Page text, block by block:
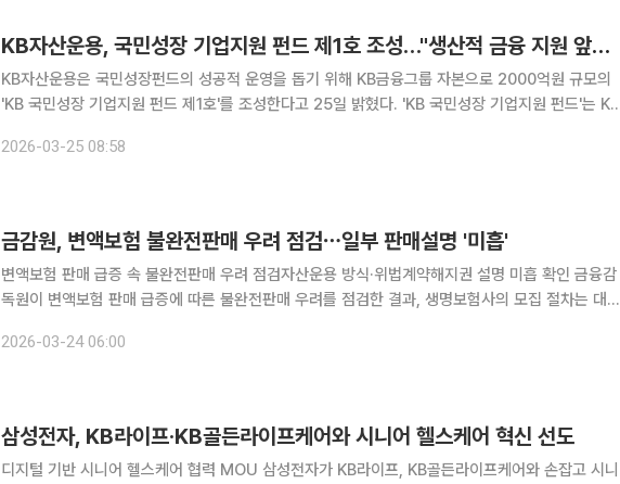
KB자산운용, 국민성장 기업지원 펀드 제1호 조성…"생산적 금융 지원 앞장선다"
KB자산운용은 국민성장펀드의 성공적 운영을 돕기 위해 KB금융그룹 자본으로 2000억원 규모의
'KB 국민성장 기업지원 펀드 제1호'를 조성한다고 25일 밝혔다. 'KB 국민성장 기업지원 펀드'는 KB
는 펀드다. 국민성장펀드에 대한 민간 자금 매칭을 통해
2026-03-25 08:58
금감원, 변액보험 불완전판매 우려 점검⋯일부 판매설명 '미흡'
변액보험 판매 급증 속 불완전판매 우려 점검자산운용 방식·위법계약해지권 설명 미흡 확인 금융감
독원이 변액보험 판매 급증에 따른 불완전판매 우려를 점검한 결과, 생명보험사의 모집 절차는 대체
감원은 24일 생명보험사를 대상으로 실시한 변액보험 판매 미스터리쇼핑 결과
2026-03-24 06:00
삼성전자, KB라이프·KB골든라이프케어와 시니어 헬스케어 혁신 선도
디지털 기반 시니어 헬스케어 협력 MOU 삼성전자가 KB라이프, KB골든라이프케어와 손잡고 시니